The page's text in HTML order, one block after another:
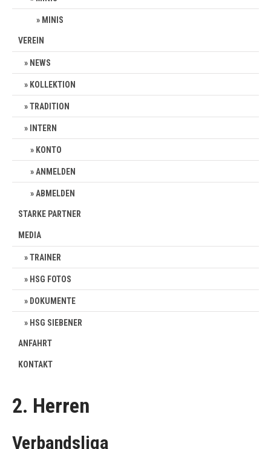
MINIS
VEREIN
NEWS
KOLLEKTION
TRADITION
INTERN
KONTO
ANMELDEN
ABMELDEN
STARKE PARTNER
MEDIA
TRAINER
HSG FOTOS
DOKUMENTE
HSG SIEBENER
ANFAHRT
KONTAKT
2. Herren
Verbandsliga